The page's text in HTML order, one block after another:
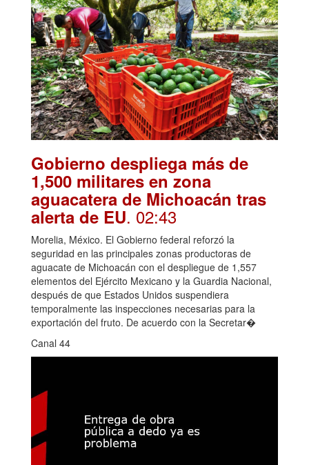
Gobierno despliega más de
1,500 militares en zona
aguacatera de Michoacán tras
alerta de EU. 02:43
Morelia, México. El Gobierno federal reforzó la
seguridad en las principales zonas productoras de
aguacate de Michoacán con el despliegue de 1,557
elementos del Ejército Mexicano y la Guardia Nacional,
después de que Estados Unidos suspendiera
temporalmente las inspecciones necesarias para la
exportación del fruto. De acuerdo con la Secretar�
Canal 44